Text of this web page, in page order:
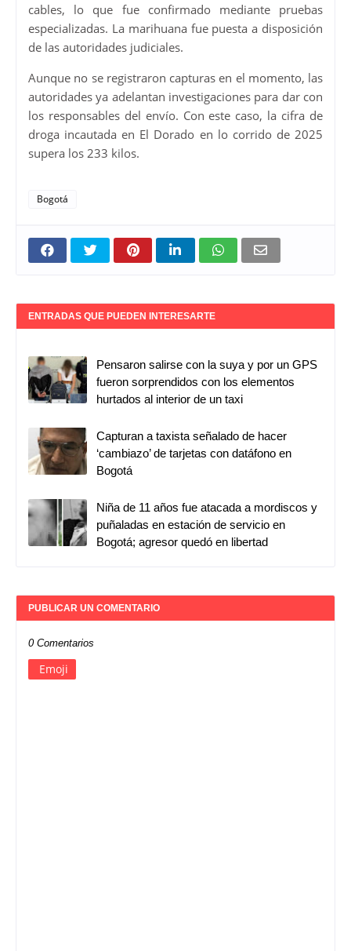
cables, lo que fue confirmado mediante pruebas
especializadas. La marihuana fue puesta a disposición
de las autoridades judiciales.
Aunque no se registraron capturas en el momento, las
autoridades ya adelantan investigaciones para dar con
los responsables del envío. Con este caso, la cifra de
droga incautada en El Dorado en lo corrido de 2025
supera los 233 kilos.
Bogotá
ENTRADAS QUE PUEDEN INTERESARTE
Pensaron salirse con la suya y por un GPS
fueron sorprendidos con los elementos
hurtados al interior de un taxi
Capturan a taxista señalado de hacer
‘cambiazo’ de tarjetas con datáfono en
Bogotá
Niña de 11 años fue atacada a mordiscos y
puñaladas en estación de servicio en
Bogotá; agresor quedó en libertad
PUBLICAR UN COMENTARIO
0 Comentarios
Emoji